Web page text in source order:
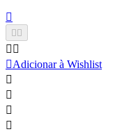

 
 
Adicionar à Wishlist



